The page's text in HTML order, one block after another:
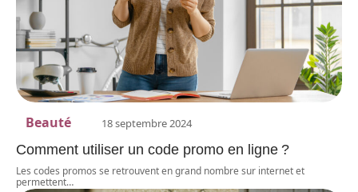
Beauté 18 septembre 2024
Comment utiliser un code promo en ligne ?
Les codes promos se retrouvent en grand nombre sur internet et
permettent…